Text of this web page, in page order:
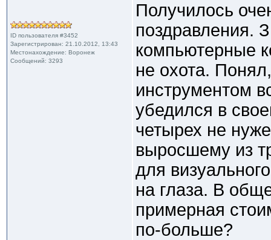
ID пользователя #3452
Зарегистрирован: 21.10.2012, 13:43
Местонахождение: Воронеж
Сообщений: 3293
Получилось
поздравления.
компьютерные
не охота.
инструментом
убедился в
четырех не
выросшему из
для
на глаза. В
примерная
по-больше?